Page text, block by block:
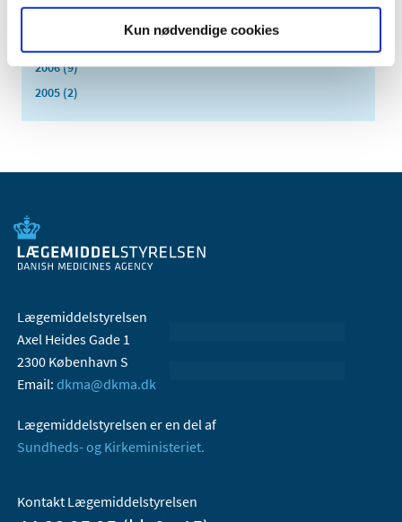
Kun nødvendige cookies
2006 (9)
2005 (2)
Lægemiddelstyrelsen
Axel Heides Gade 1
2300 København S
Email: dkma@dkma.dk
Lægemiddelstyrelsen er en del af
Sundheds- og Kirkeministeriet.
Kontakt Lægemiddelstyrelsen